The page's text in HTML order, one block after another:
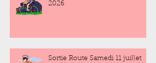
2026
Sortie Route Samedi 11 juillet